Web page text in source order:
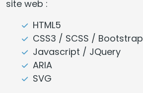
site web :
HTML5
CSS3 / SCSS / Bootstrap
Javascript / JQuery
ARIA
SVG